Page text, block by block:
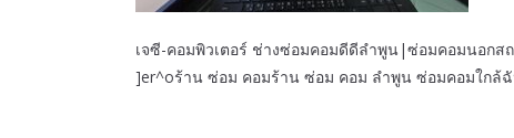
เจซี-คอมพิวเตอร์ ช่างซ่อมคอมดีดีลำพูน|ซ่อมคอมนอก
]er^oร้าน ซ่อม คอมร้าน ซ่อม คอม ลำพูน ซ่อมคอมใก